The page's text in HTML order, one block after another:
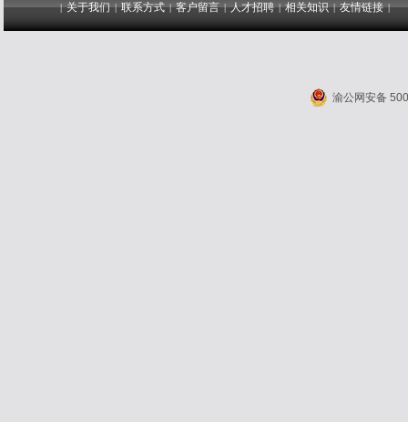
|关于我们 |联系方式 |客户留言 |人才招聘 |相关知识 |友情链接 |
渝公网安备